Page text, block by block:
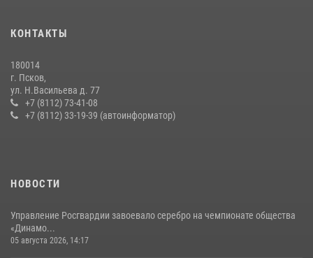
хищение в магазине в Пскове
Сотрудники вневедомственной охраны Росгвардии за минувшие
сутки пресекли в областном центре серию краж
22 июля 2026, 10:19
23 июля 2026, 13:19
КОНТАКТЫ
180014
г. Псков,
ул. Н.Васильева д. 77
+7 (8112) 73-41-08
+7 (8112) 33-19-39 (автоинформатор)
НОВОСТИ
Управление Росгвардии завоевало серебро на чемпионате общества
«Динамо...
05 августа 2026, 14:17